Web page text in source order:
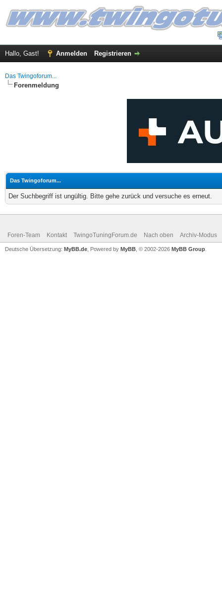
Hallo, Gast! Anmelden Registrieren
Das Twingoforum...
Forenmeldung
Das Twingoforum...
Der Suchbegriff ist ungültig. Bitte gehe zurück und versuche es erneut.
Foren-Team Kontakt TwingoTuningForum.de Nach oben Archiv-Modus
Deutsche Übersetzung: MyBB.de , Powered by MyBB , © 2002-2026 MyBB Group